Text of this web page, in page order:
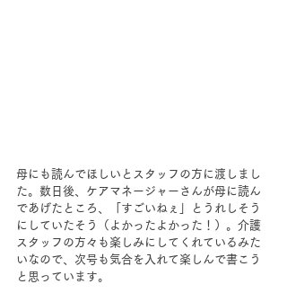
母にも読んでほしいとスタッフの方に渡しまし
た。数日後、ケアマネージャーさんが母に読ん
であげたところ、「すごいねぇ」とうれしそう
にしていたそう（よかったよかった！）。介護
スタッフの方々も楽しみにしてくれているみた
いなので、次号も気合を入れて楽しんで書こう
と思っています。